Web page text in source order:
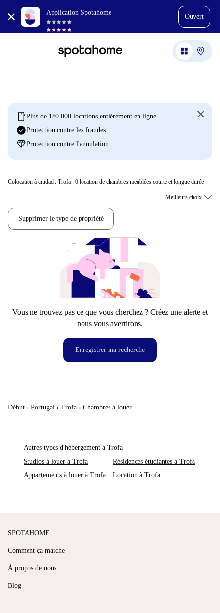
Application Spotahome
Ouvert
mobile Plus de 180 000 locations entièrement en ligne
check_circleProtection contre les fraudes
diamondProtection contre l'annulation
Colocation à ciudad : Trofa : 0 location de chambres meublées courte et longue durée
Supprimer le type de propriété
Vous ne trouvez pas ce que vous cherchez ? Créez une alerte et
nous vous avertirons.
Enregistrer ma recherche
Début › Portugal › Trofa › Chambres à louer
Autres types d'hébergement à Trofa
Studios à louer à Trofa
Résidences étudiantes à Trofa
Appartements à louer à Trofa
Location à Trofa
SPOTAHOME
Comment ça marche
À propos de nous
Blog